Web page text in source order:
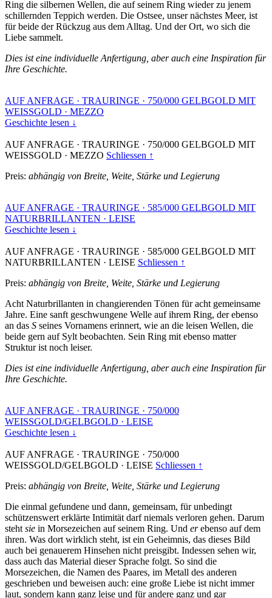
Ring die silbernen Wellen, die auf seinem Ring wieder zu jenem
schillernden Teppich werden. Die Ostsee, unser nächstes Meer, ist
für beide der Rückzug aus dem Alltag. Und der Ort, wo sich die
Liebe sammelt.
Dies ist eine individuelle Anfertigung, aber auch eine Inspiration für
Ihre Geschichte.
AUF ANFRAGE · TRAURINGE · 750/000 GELBGOLD MIT
WEISSGOLD · MEZZO
Geschichte lesen ↓
AUF ANFRAGE · TRAURINGE · 750/000 GELBGOLD MIT
WEISSGOLD · MEZZO Schliessen ↑
Preis: abhängig von Breite, Weite, Stärke und Legierung
AUF ANFRAGE · TRAURINGE · 585/000 GELBGOLD MIT
NATURBRILLANTEN · LEISE
Geschichte lesen ↓
AUF ANFRAGE · TRAURINGE · 585/000 GELBGOLD MIT
NATURBRILLANTEN · LEISE Schliessen ↑
Preis: abhängig von Breite, Weite, Stärke und Legierung
Acht Naturbrillanten in changierenden Tönen für acht gemeinsame
Jahre. Eine sanft geschwungene Welle auf ihrem Ring, der ebenso
an das S seines Vornamens erinnert, wie an die leisen Wellen, die
beide gern auf Sylt beobachten. Sein Ring mit ebenso matter
Struktur ist noch leiser.
Dies ist eine individuelle Anfertigung, aber auch eine Inspiration für
Ihre Geschichte.
AUF ANFRAGE · TRAURINGE · 750/000
WEISSGOLD/GELBGOLD · LEISE
Geschichte lesen ↓
AUF ANFRAGE · TRAURINGE · 750/000
WEISSGOLD/GELBGOLD · LEISE Schliessen ↑
Preis: abhängig von Breite, Weite, Stärke und Legierung
Die einmal gefundene und dann, gemeinsam, für unbedingt
schützenswert erklärte Intimität darf niemals verloren gehen. Darum
steht sie in Morsezeichen auf seinem Ring. Und erebenso auf dem
ihren. Was dort wirklich steht, ist ein Geheimnis, das dieses Bild
auch bei genauerem Hinsehen nicht preisgibt. Indessen sehen wir,
dass auch das Material dieser Sprache folgt. So sind die
Morsezeichen, die Namen des Paares, im Metall des anderen
geschrieben und beweisen auch: eine große Liebe ist nicht immer
laut, sondern kann ganz leise und für andere ganz und gar